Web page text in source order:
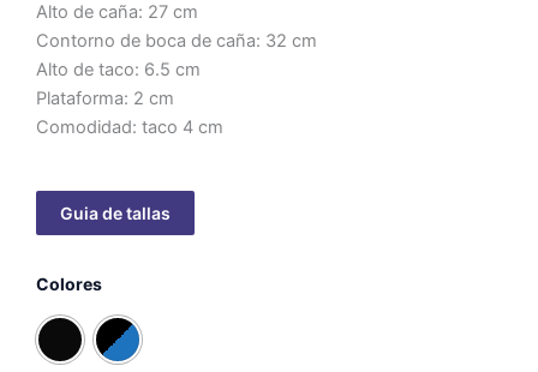
Alto de caña: 27 cm
Contorno de boca de caña: 32 cm
Alto de taco: 6.5 cm
Plataforma: 2 cm
Comodidad: taco 4 cm
Colores
Luna
cantidad